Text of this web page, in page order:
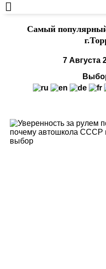
Cамый
7 Августа